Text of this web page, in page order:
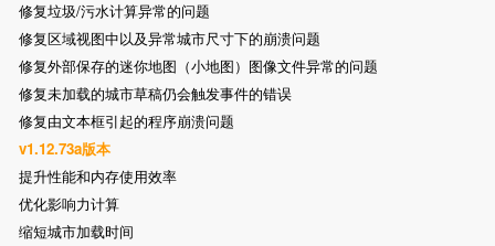
修复垃圾/污水计算异常的问题
修复区域视图中以及异常城市尺寸下的崩溃问题
修复外部保存的迷你地图（小地图）图像文件异常的问题
修复未加载的城市草稿仍会触发事件的错误
修复由文本框引起的程序崩溃问题
v1.12.73a版本
提升性能和内存使用效率
优化影响力计算
缩短城市加载时间